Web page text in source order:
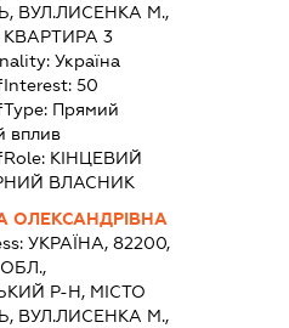
ВУЛ.ЛИСЕНКА М.,
3
Україна
50
Прямий
вплив
КІНЦЕВИЙ
ВЛАСНИК
ОЛЕКСАНДРІВНА
УКРАЇНА, 82200,
Р-Н, МІСТО
ВУЛ.ЛИСЕНКА М.,